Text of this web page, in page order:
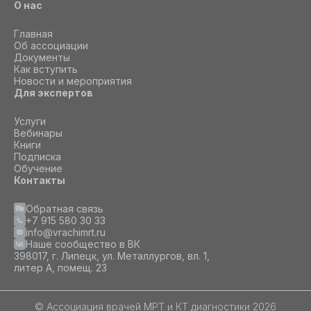
О нас
Главная
Об ассоциации
Документы
Как вступить
Новости и мероприятия
Для экспертов
Услуги
Вебинары
Книги
Подписка
Обучение
Контакты
Обратная связь
+7 915 580 30 33
info@vrachimrt.ru
Наше сообщество в ВК
398017, г. Липецк, ул. Металлургов, вл. 1,
литер А, помещ. 23
© Ассоциация врачей МРТ и КТ диагностики 2026